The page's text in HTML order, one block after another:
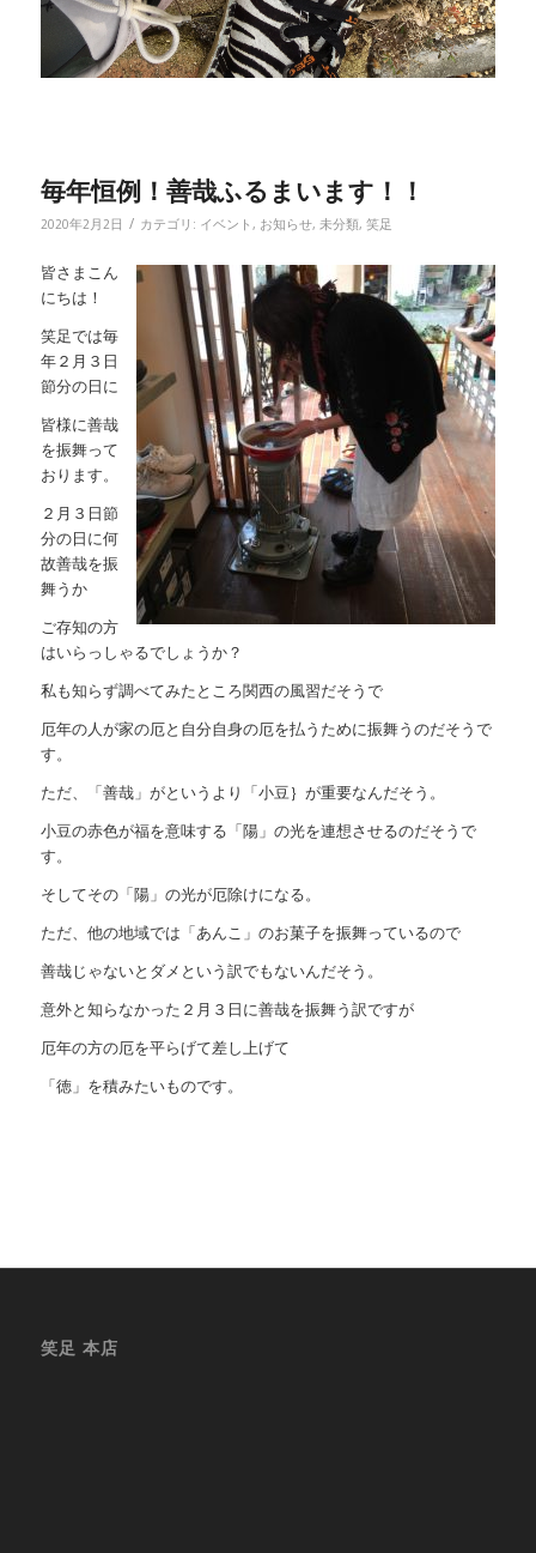
毎年恒例！善哉ふるまいます！！
2020年2月2日 / カテゴリ: イベント , お知らせ, 未分類, 笑足
皆さまこん
にちは！
笑足では毎
年２月３日
節分の日に
皆様に善哉
を振舞って
おります。
２月３日節
分の日に何
故善哉を振
舞うか
ご存知の方
はいらっしゃるでしょうか？
私も知らず調べてみたところ関西の風習だそうで
厄年の人が家の厄と自分自身の厄を払うために振舞うのだそうで
す。
ただ、「善哉」がというより「小豆｝が重要なんだそう。
小豆の赤色が福を意味する「陽」の光を連想させるのだそうで
す。
そしてその「陽」の光が厄除けになる。
ただ、他の地域では「あんこ」のお菓子を振舞っているので
善哉じゃないとダメという訳でもないんだそう。
意外と知らなかった２月３日に善哉を振舞う訳ですが
厄年の方の厄を平らげて差し上げて
「徳」を積みたいものです。
笑足 本店